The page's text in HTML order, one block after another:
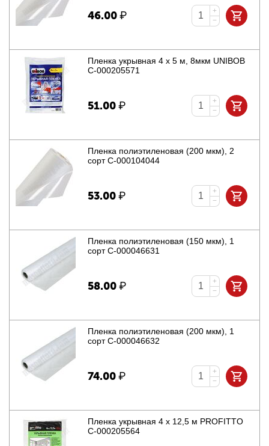
46.00₽
+
−
Пленка укрывная 4 х 5 м, 8мкм UNIBOB
С-000205571
51.00₽
+
−
Пленка полиэтиленовая (200 мкм), 2
сорт С-000104044
53.00₽
+
−
Пленка полиэтиленовая (150 мкм), 1
сорт С-000046631
58.00₽
+
−
Пленка полиэтиленовая (200 мкм), 1
сорт С-000046632
74.00₽
+
−
Пленка укрывная 4 х 12,5 м PROFITTO
С-000205564